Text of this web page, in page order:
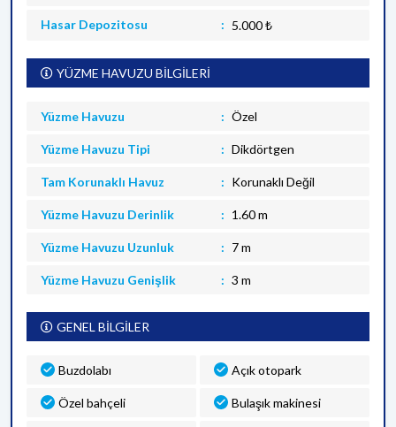
Hasar Depozitosu 5.000 ₺
YÜZME HAVUZU BİLGİLERİ
Yüzme Havuzu Özel
Yüzme Havuzu Tipi Dikdörtgen
Tam Korunaklı Havuz Korunaklı Değil
Yüzme Havuzu Derinlik 1.60 m
Yüzme Havuzu Uzunluk 7 m
Yüzme Havuzu Genişlik 3 m
GENEL BİLGİLER
Buzdolabı Açık otopark
Özel bahçeli Bulaşık makinesi